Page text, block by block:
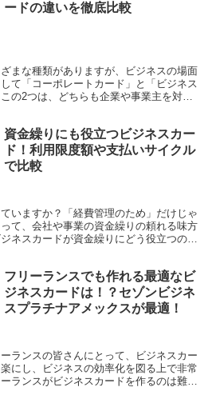
ードの違いを徹底比較
まな種類がありますが、ビジネスの場面
て「コーポレートカード」と「ビジネス
の2つは、どちらも企業や事業主を対象
資金繰りにも役立つビジネスカー
ド！利用限度額や支払いサイクル
で比較
いますか？「経費管理のため」だけじゃ
て、会社や事業の資金繰りの頼れる味方
ネスカードが資金繰りにどう役立つの
フリーランスでも作れる最適なビ
ジネスカードは！？セゾンビジネ
スプラチナアメックスが最適！
ランスの皆さんにとって、ビジネスカー
にし、ビジネスの効率化を図る上で非常
ランスがビジネスカードを作るのは難し